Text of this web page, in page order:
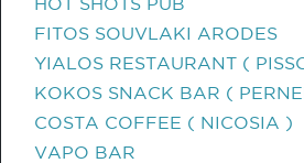
FITOS SOUVLAKI ARODES
YIALOS RESTAURANT (
KOKOS SNACK BAR (
COSTA COFFEE ( NICOSIA )
VAPO BAR